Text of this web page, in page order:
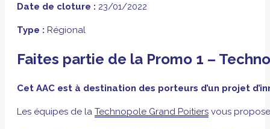
Date de cloture : 23/01/2022
Type : Régional
Faites partie de la Promo 1 –
Cet AAC est à destination des porteurs d’un projet
Les équipes de la Technopole Grand Poitiers vous